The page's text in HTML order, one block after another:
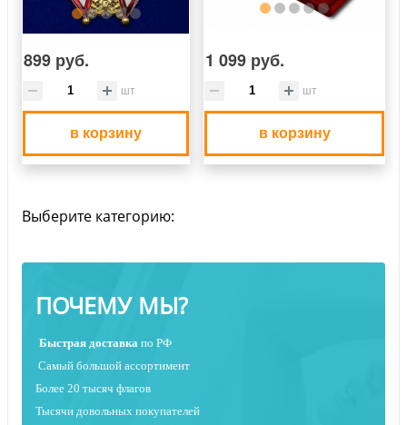
899 руб.
шт
в корзину
1 099 руб.
шт
в корзину
Выберите категорию:
ПОЧЕМУ МЫ?
Быстрая доставка по РФ
Самый большой ассортимент
Более 20 тысяч флагов
Тысячи довольных покупателей